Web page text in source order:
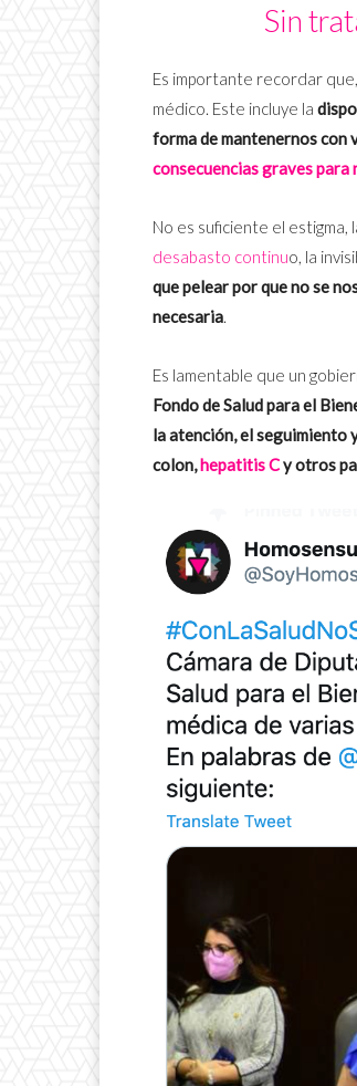
Sin
Es importante recordar
médico. Este incluye la
forma de mantenernos con
consecuencias graves para
No es suficiente el estigma,
desabasto continuo, la
que pelear por que no se
necesaria
Es lamentable que un
Fondo de Salud para el
la atención, el seguimiento
colon,hepatitis Cy otros